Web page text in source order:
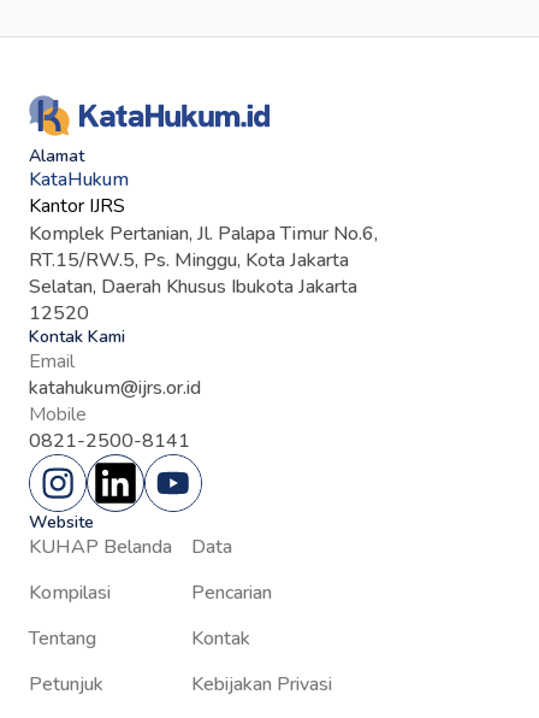
Alamat
KataHukum
Kantor IJRS
Komplek Pertanian, Jl. Palapa Timur No.6,
RT.15/RW.5, Ps. Minggu, Kota Jakarta
Selatan, Daerah Khusus Ibukota Jakarta
12520
Kontak Kami
Email
katahukum@ijrs.or.id
Mobile
0821-2500-8141
Website
KUHAP Belanda
Data
Kompilasi
Pencarian
Tentang
Kontak
Petunjuk
Kebijakan Privasi